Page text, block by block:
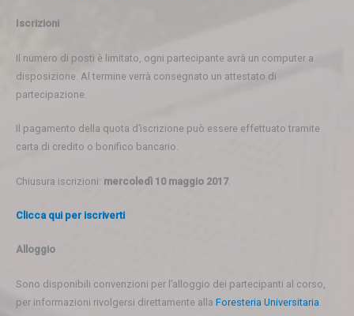
Iscrizioni
Il numero di posti è limitato, ogni partecipante avrà un computer a
disposizione. Al termine verrà consegnato un attestato di
partecipazione.
Il pagamento della quota d’iscrizione può essere effettuato tramite
carta di credito o bonifico bancario.
Chiusura iscrizioni: mercoledì 10 maggio 2017.
Clicca qui per iscriverti
Alloggio
Sono disponibili convenzioni per l’alloggio dei partecipanti al corso,
per informazioni rivolgersi direttamente alla Foresteria Universitaria